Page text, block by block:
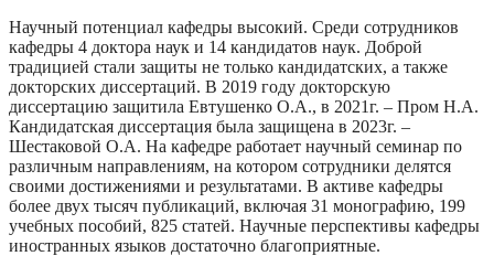
Научный потенциал кафедры высокий. Среди сотрудников
кафедры 4 доктора наук и 14 кандидатов наук. Доброй
традицией стали защиты не только кандидатских, а также
докторских диссертаций. В 2019 году докторскую
диссертацию защитила Евтушенко О.А., в 2021г. – Пром Н.А.
Кандидатская диссертация была защищена в 2023г. –
Шестаковой О.А. На кафедре работает научный семинар по
различным направлениям, на котором сотрудники делятся
своими достижениями и результатами. В активе кафедры
более двух тысяч публикаций, включая 31 монографию, 199
учебных пособий, 825 статей. Научные перспективы кафедры
иностранных языков достаточно благоприятные.